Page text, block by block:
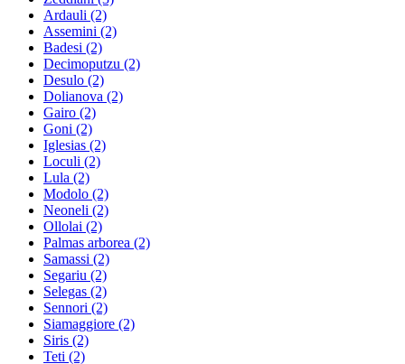
Ardauli (2)
Assemini (2)
Badesi (2)
Decimoputzu (2)
Desulo (2)
Dolianova (2)
Gairo (2)
Goni (2)
Iglesias (2)
Loculi (2)
Lula (2)
Modolo (2)
Neoneli (2)
Ollolai (2)
Palmas arborea (2)
Samassi (2)
Segariu (2)
Selegas (2)
Sennori (2)
Siamaggiore (2)
Siris (2)
Teti (2)